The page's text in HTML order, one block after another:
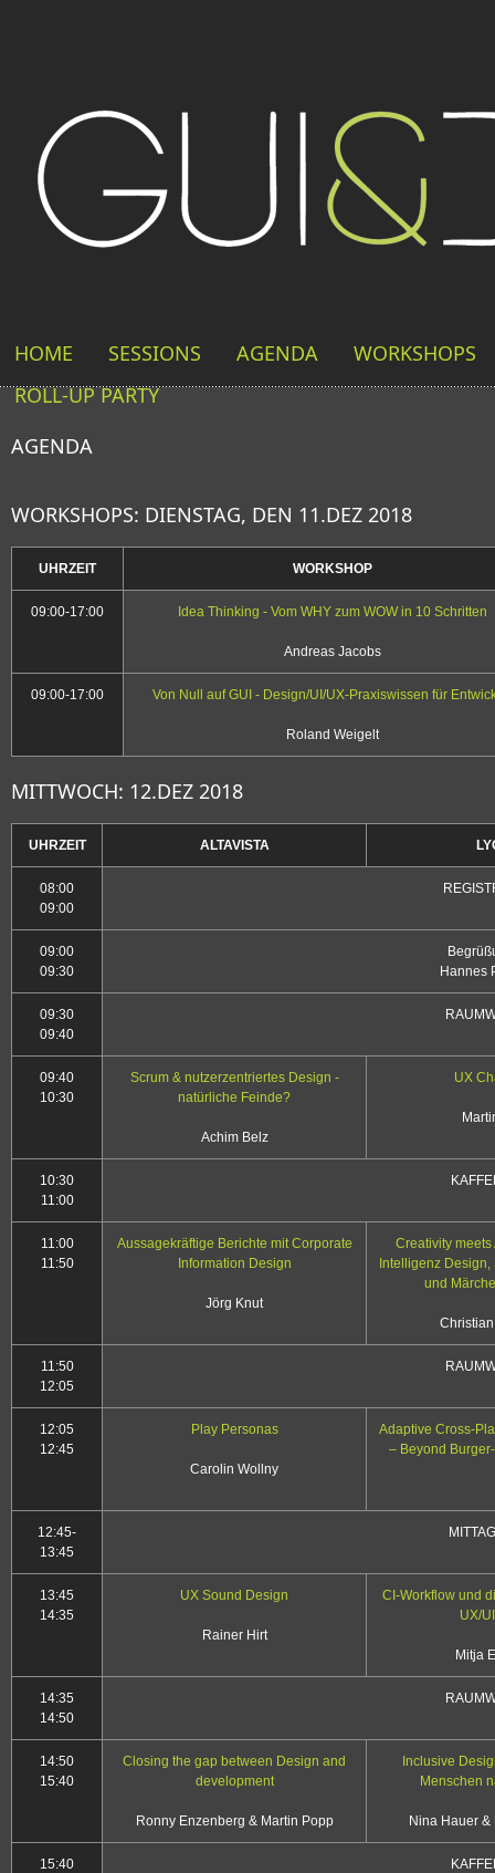
HOME SESSIONS AGENDA
WORKSHOPS
ROLL-UP PARTY
AGENDA
WORKSHOPS: DIENSTAG, DEN 11.DEZ 2018
UHRZEIT WORKSHOP
09:00-17:00 Idea Thinking - Vom WHY zum WOW in 10 Schritten
Andreas Jacobs
09:00-17:00 Von Null auf GUI - Design/UI/UX-Praxiswissen für
Roland Weigelt
MITTWOCH: 12.DEZ 2018
UHRZEIT ALTAVISTA
08:00
09:00
09:00
09:30
Hannes
09:30
09:40
09:40
10:30
Scrum & nutzerzentriertes Design -
natürliche Feinde?
Achim Belz
UX
10:30
11:00
11:00
11:50
Aussagekräftige Berichte mit Corporate
Information Design
Jörg Knut
Creativity meets
Intelligenz
und
11:50
12:05
12:05
12:45
Play Personas
Carolin Wollny
Adaptive Cross-
– Beyond
12:45-
13:45
13:45
14:35
UX Sound Design
Rainer Hirt
CI-Workflow und
UX/
Mitja
14:35
14:50
14:50
15:40
Closing the gap between Design and
development
Ronny Enzenberg & Martin Popp
Inclusive
Menschen
Nina Hauer
15:40